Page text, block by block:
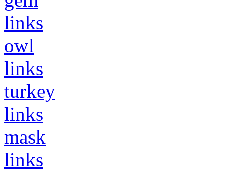
links
owl
links
turkey
links
mask
links